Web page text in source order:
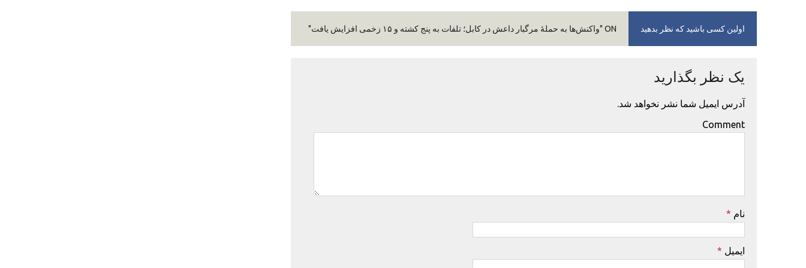
اولین کسی باشید که نظر بدهید ON "واکنش‌ها به حملهٔ مرگبار داعش در کابل؛ تلفات به پنج کشته و ۱۵ زخمی افزایش یافت"
یک نظر بگذارید
آدرس ایمیل شما نشر نخواهد شد.
Comment
نام *
ایمیل *